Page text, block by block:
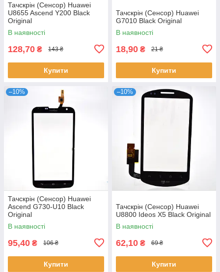
Тачскрін (Сенсор) Huawei
U8655 Ascend Y200 Black
Original
В наявності
128,70 ₴ 143 ₴
Купити
Тачскрін (Сенсор) Huawei
G7010 Black Original
В наявності
18,90 ₴ 21 ₴
Купити
–10%
Тачскрін (Сенсор) Huawei
Ascend G730-U10 Black
Original
В наявності
95,40 ₴ 106 ₴
Купити
–10%
Тачскрін (Сенсор) Huawei
U8800 Ideos X5 Black Original
В наявності
62,10 ₴ 69 ₴
Купити